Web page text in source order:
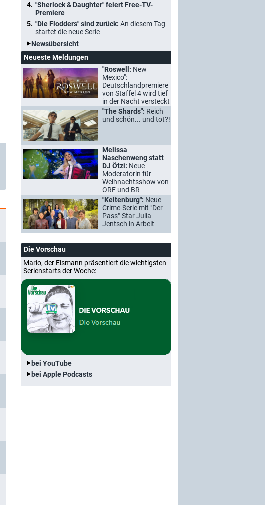
"Sherlock & Daughter" feiert Free-TV-
Premiere
"Die Flodders" sind zurück: An diesem Tag
startet die neue Serie
Newsübersicht
Neueste Meldungen
"Roswell: New
Mexico":
Deutschlandpremiere
von Staffel 4 wird tief
in der Nacht versteckt
"The Shards": Reich
und schön... und tot?!
Melissa
Naschenweng statt
DJ Ötzi: Neue
Moderatorin für
Weihnachtsshow von
ORF und BR
"Keltenburg": Neue
Crime-Serie mit "Der
Pass"-Star Julia
Jentsch in Arbeit
Die Vorschau
Mario, der Eismann präsentiert die wichtigsten
Serienstarts der Woche:
bei YouTube
bei Apple Podcasts